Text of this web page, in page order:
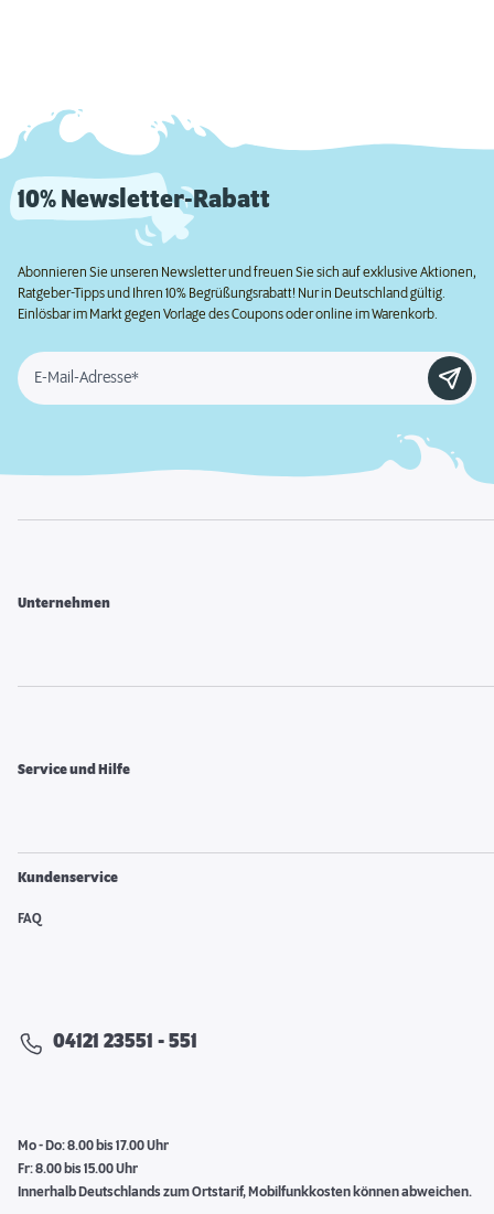
10% Newsletter-Rabatt
Abonnieren Sie unseren Newsletter und freuen Sie sich auf exklusive Aktionen,
Ratgeber-Tipps und Ihren 10% Begrüßungsrabatt! Nur in Deutschland gültig.
Einlösbar im Markt gegen Vorlage des Coupons oder online im Warenkorb.
E-Mail-Adresse*
Unternehmen
Service und Hilfe
Kundenservice
FAQ
04121 23551 - 551
Mo - Do: 8.00 bis 17.00 Uhr
Fr: 8.00 bis 15.00 Uhr
Innerhalb Deutschlands zum Ortstarif, Mobilfunkkosten können abweichen.